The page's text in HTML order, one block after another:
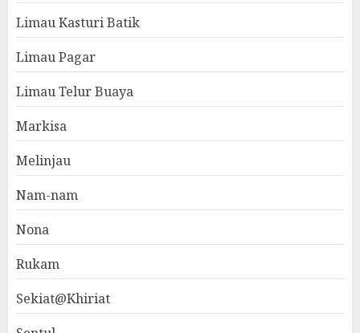
Limau Kasturi Batik
Limau Pagar
Limau Telur Buaya
Markisa
Melinjau
Nam-nam
Nona
Rukam
Sekiat@Khiriat